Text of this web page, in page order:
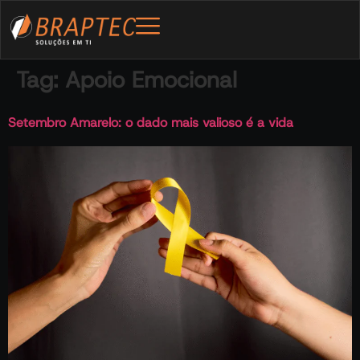
Tag: Apoio Emocional
Setembro Amarelo: o dado mais valioso é a vida